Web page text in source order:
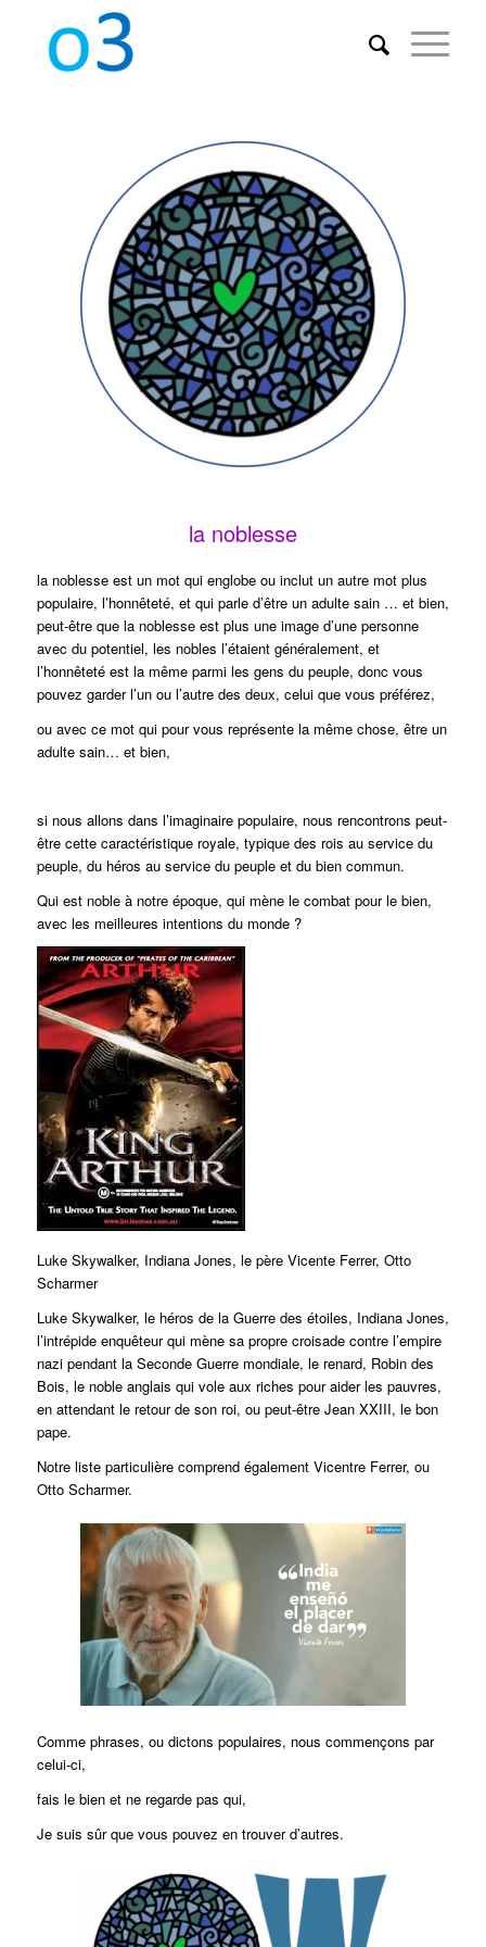
la noblesse
la noblesse est un mot qui englobe ou inclut un autre mot plus
populaire, l’honnêteté, et qui parle d’être un adulte sain … et bien,
peut-être que la noblesse est plus une image d’une personne
avec du potentiel, les nobles l’étaient généralement, et
l’honnêteté est la même parmi les gens du peuple, donc vous
pouvez garder l’un ou l’autre des deux, celui que vous préférez,
ou avec ce mot qui pour vous représente la même chose, être un
adulte sain… et bien,
si nous allons dans l’imaginaire populaire, nous rencontrons peut-
être cette caractéristique royale, typique des rois au service du
peuple, du héros au service du peuple et du bien commun.
Qui est noble à notre époque, qui mène le combat pour le bien,
avec les meilleures intentions du monde ?
Luke Skywalker, Indiana Jones, le père Vicente Ferrer, Otto
Scharmer
Luke Skywalker, le héros de la Guerre des étoiles, Indiana Jones,
l’intrépide enquêteur qui mène sa propre croisade contre l’empire
nazi pendant la Seconde Guerre mondiale, le renard, Robin des
Bois, le noble anglais qui vole aux riches pour aider les pauvres,
en attendant le retour de son roi, ou peut-être Jean XXIII, le bon
pape.
Notre liste particulière comprend également Vicentre Ferrer, ou
Otto Scharmer.
Comme phrases, ou dictons populaires, nous commençons par
celui-ci,
fais le bien et ne regarde pas qui,
Je suis sûr que vous pouvez en trouver d’autres.